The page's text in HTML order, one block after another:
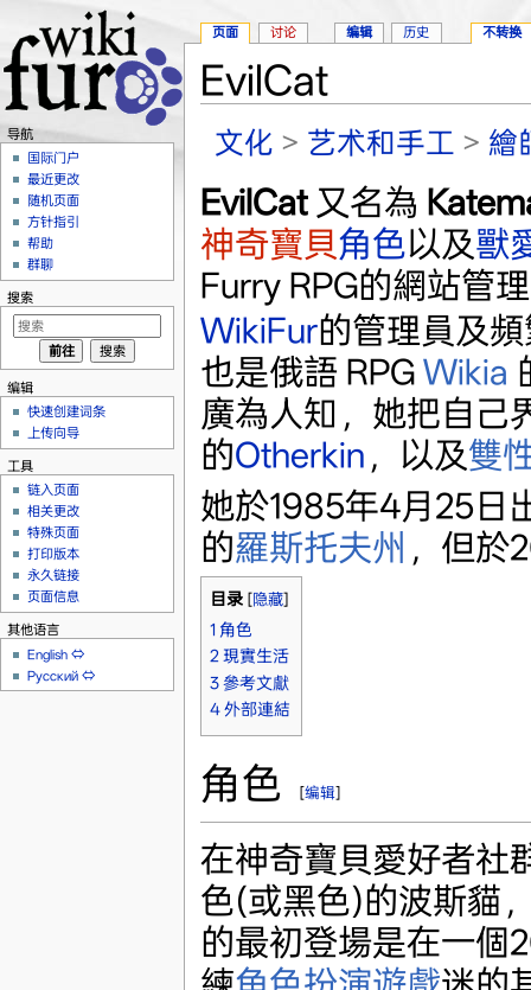
EvilCat
文化 > 艺术和手工 > 繪
EvilCat又名為
神奇寶貝角色以及獸
Furry RPG的網站管
WikiFur的管理員及
也是俄語 RPG Wikia
廣為人知，她把自己
的Otherkin ，以及雙
她於1985年4月25日
的羅斯托夫州 ，但於
目录[隐藏]
1 角色
2 現實生活
3 參考文獻
4 外部連結
角色 [编辑]
在神奇寶貝愛好者社
色(或黑色)的波斯貓
的最初登場是在一個
页面 讨论 编辑 历史 不转换
导航
国际门户
最近更改
随机页面
方针指引
帮助
群聊
搜索
编辑
快速创建词条
上传向导
工具
链入页面
相关更改
特殊页面
打印版本
永久链接
页面信息
其他语言
English ⇔
Русский ⇔